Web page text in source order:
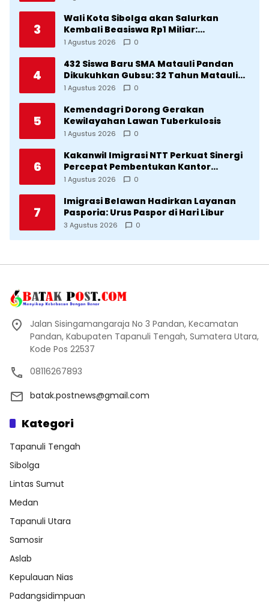
3
Wali Kota Sibolga akan Salurkan
Kembali Beasiswa Rp1 Miliar:
Diproritaskan Mahasiswa Korban
1 Agustus 2026 0
4
432 Siswa Baru SMA Matauli Pandan
Dikukuhkan Gubsu: 32 Tahun Matauli
Cetak SDM Unggul
1 Agustus 2026 0
5
Kemendagri Dorong Gerakan
Kewilayahan Lawan Tuberkulosis
1 Agustus 2026 0
6
Kakanwil Imigrasi NTT Perkuat Sinergi
Percepat Pembentukan Kantor
Imigrasi Sumba Timur
1 Agustus 2026 0
7
Imigrasi Belawan Hadirkan Layanan
Pasporia: Urus Paspor di Hari Libur
3 Agustus 2026 0
Jalan Sisingamangaraja No 3 Pandan, Kecamatan
Pandan, Kabupaten Tapanuli Tengah, Sumatera Utara,
Kode Pos 22537
08116267893
batak.postnews@gmail.com
Kategori
Tapanuli Tengah
Sibolga
Lintas Sumut
Medan
Tapanuli Utara
Samosir
Aslab
Kepulauan Nias
Padangsidimpuan